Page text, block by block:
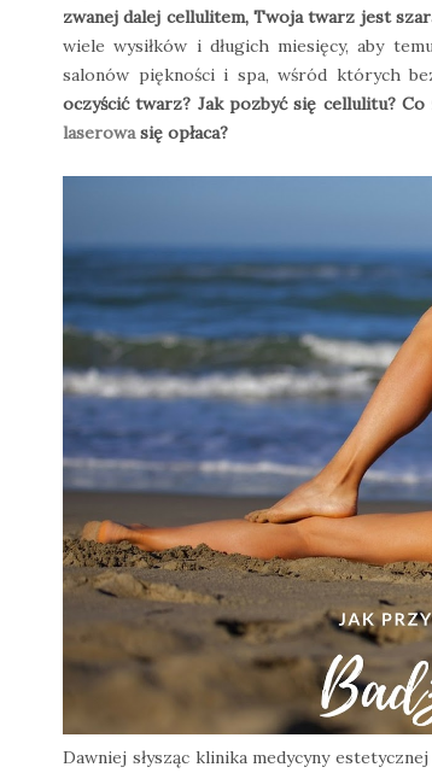
zwanej dalej cellulitem, Twoja twarz jest
wiele wysiłków i długich miesięcy, aby
salonów piękności i spa, wśród których
oczyścić twarz? Jak pozbyć się cellulitu?
laserowasię opłaca?
Dawniej słysząc klinika medycyny